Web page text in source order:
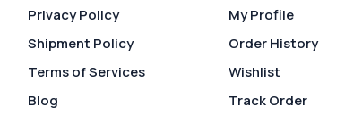
Privacy Policy
Shipment Policy
Terms of Services
Blog
My Profile
Order History
Wishlist
Track Order